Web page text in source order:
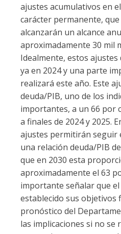
ajustes acumulativos en
carácter permanente, que
alcanzarán un alcance
aproximadamente 30 mil
Idealmente, estos
ya en 2024 y una parte
realizará este año. Este
deuda/PIB, uno de los
importantes, a un 66 por
a finales de 2024 y 2025.
ajustes permitirán seguir
una relación deuda/PIB
que en 2030 esta
aproximadamente el 63
importante señalar que
establecido sus objetivos
pronóstico del
las implicaciones si no se